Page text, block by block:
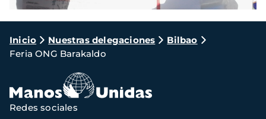
Ruta
de
navegación
Inicio Nuestras delegaciones
Bilbao
Feria ONG Barakaldo
Redes sociales